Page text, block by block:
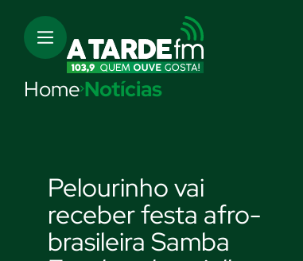
Home Notícias
Pelourinho vai
receber festa afro-
brasileira Samba